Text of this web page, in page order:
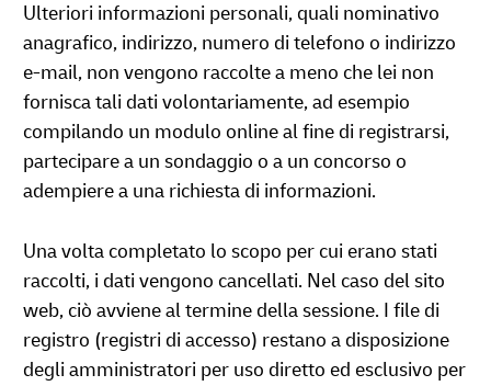
Ulteriori informazioni personali, quali nominativo
anagrafico, indirizzo, numero di telefono o indirizzo
e-mail, non vengono raccolte a meno che lei non
fornisca tali dati volontariamente, ad esempio
compilando un modulo online al fine di registrarsi,
partecipare a un sondaggio o a un concorso o
adempiere a una richiesta di informazioni.
Una volta completato lo scopo per cui erano stati
raccolti, i dati vengono cancellati. Nel caso del sito
web, ciò avviene al termine della sessione. I file di
registro (registri di accesso) restano a disposizione
degli amministratori per uso diretto ed esclusivo per